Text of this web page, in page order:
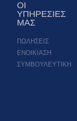
ΟΙ
ΥΠΗΡΕΣΙΕΣ
ΜΑΣ
ΠΩΛΗΣΕΙΣ
ΕΝΟΙΚΙΑΣΗ
ΣΥΜΒΟΥΛΕΥΤΙΚΗ